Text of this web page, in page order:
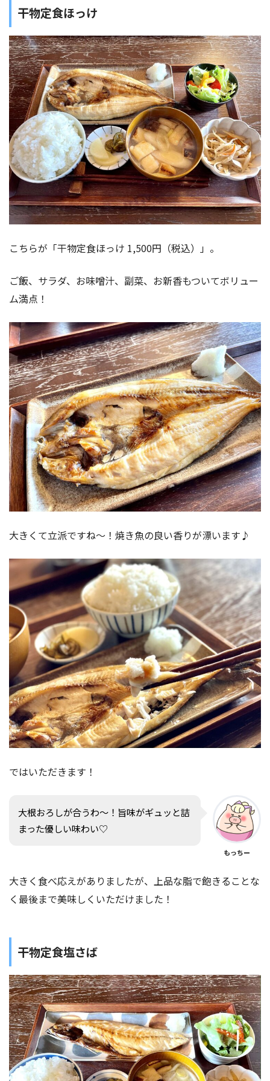
干物定食ほっけ
こちらが「干物定食ほっけ 1,500円（税込）」。
ご飯、サラダ、お味噌汁、副菜、お新香もついてボリュー
ム満点！
大きくて立派ですね〜！焼き魚の良い香りが漂います♪
ではいただきます！
大根おろしが合うわ〜！旨味がギュッと詰
まった優しい味わい♡
もっちー
大きく食べ応えがありましたが、上品な脂で飽きることな
く最後まで美味しくいただけました！
干物定食塩さば